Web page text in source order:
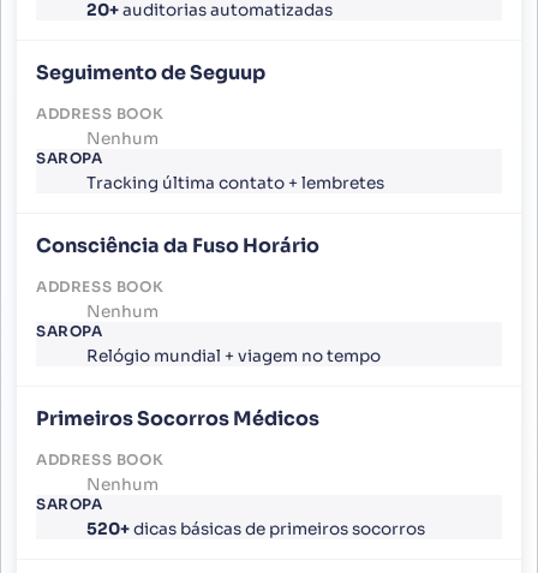
20+auditorias automatizadas
Seguimento de Seguup
Nenhum
Tracking última contato + lembretes
Consciência da Fuso Horário
Nenhum
Relógio mundial + viagem no tempo
Primeiros Socorros Médicos
Nenhum
520+dicas básicas de primeiros socorros